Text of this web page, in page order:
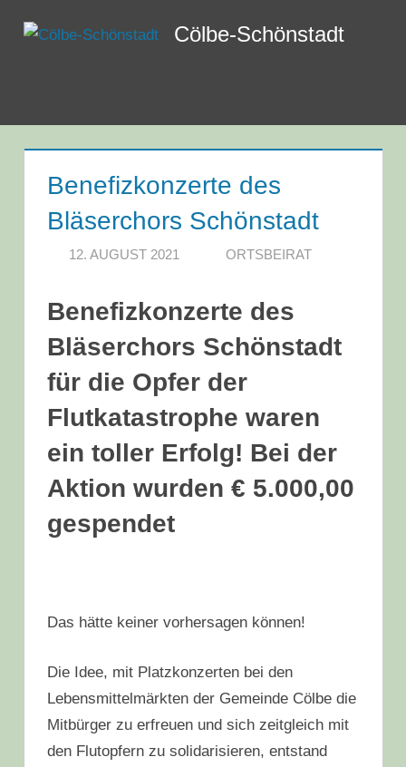
Inhalt
Cölbe-Schönstadt
Benefizkonzerte des
Bläserchors Schönstadt
12. AUGUST 2021 ORTSBEIRAT
Benefizkonzerte des
Bläserchors Schönstadt
für die Opfer der
Flutkatastrophe waren
ein toller Erfolg! Bei der
Aktion wurden € 5.000,00
gespendet
Das hätte keiner vorhersagen können!
Die Idee, mit Platzkonzerten bei den
Lebensmittelmärkten der Gemeinde Cölbe die
Mitbürger zu erfreuen und sich zeitgleich mit
den Flutopfern zu solidarisieren, entstand